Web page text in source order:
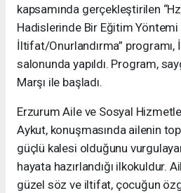
kapsamında gerçekleştirilen
Hadislerinde Bir Eğitim Yöntemi
İltifat/Onurlandırma”
salonunda yapıldı. Program,
Marşı ile başladı.
Erzurum Aile ve Sosyal
Aykut, konuşmasında ailenin
güçlü kalesi olduğunu
hayata hazırlandığı ilkokuldur.
güzel söz ve iltifat, çocuğun